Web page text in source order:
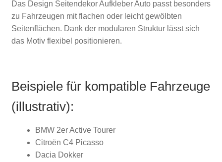
Das Design Seitendekor Aufkleber Auto passt besonders
zu Fahrzeugen mit flachen oder leicht gewölbten
Seitenflächen. Dank der modularen Struktur lässt sich
das Motiv flexibel positionieren.
Beispiele für kompatible Fahrzeuge
(illustrativ):
BMW 2er Active Tourer
Citroën C4 Picasso
Dacia Dokker